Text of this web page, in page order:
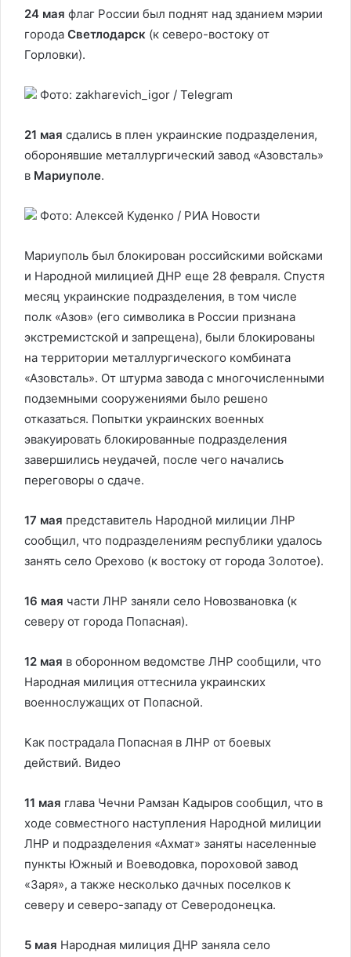
24 мая флаг России был поднят над зданием мэрии
города Светлодарск (к северо-востоку от
Горловки).
Фото: zakharevich_igor / Telegram
21 мая сдались в плен украинские подразделения,
оборонявшие металлургический завод «Азовсталь»
в Мариуполе.
Фото: Алексей Куденко / РИА Новости
Мариуполь был блокирован российскими войсками
и Народной милицией ДНР еще 28 февраля. Спустя
месяц украинские подразделения, в том числе
полк «Азов» (его символика в России признана
экстремистской и запрещена), были блокированы
на территории металлургического комбината
«Азовсталь». От штурма завода с многочисленными
подземными сооружениями было решено
отказаться. Попытки украинских военных
эвакуировать блокированные подразделения
завершились неудачей, после чего начались
переговоры о сдаче.
17 мая представитель Народной милиции ЛНР
сообщил, что подразделениям республики удалось
занять село Орехово (к востоку от города Золотое).
16 мая части ЛНР заняли село Новозвановка (к
северу от города Попасная).
12 мая в оборонном ведомстве ЛНР сообщили, что
Народная милиция оттеснила украинских
военнослужащих от Попасной.
Как пострадала Попасная в ЛНР от боевых
действий. Видео
11 мая глава Чечни Рамзан Кадыров сообщил, что в
ходе совместного наступления Народной милиции
ЛНР и подразделения «Ахмат» заняты населенные
пункты Южный и Воеводовка, пороховой завод
«Заря», а также несколько дачных поселков к
северу и северо-западу от Северодонецка.
5 мая Народная милиция ДНР заняла село